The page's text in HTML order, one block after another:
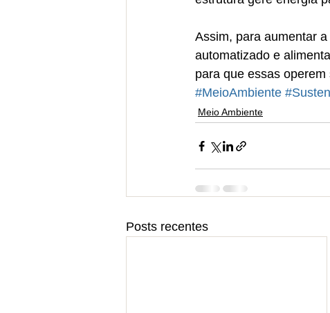
Assim, para aumentar
automatizado e
para que essas
#MeioAmbiente
Meio Ambiente
Posts recentes